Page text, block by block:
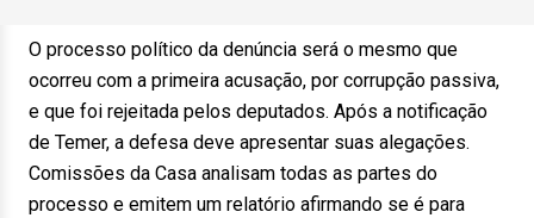
O processo político da denúncia será o mesmo que
ocorreu com a primeira acusação, por corrupção passiva,
e que foi rejeitada pelos deputados. Após a notificação
de Temer, a defesa deve apresentar suas alegações.
Comissões da Casa analisam todas as partes do
processo e emitem um relatório afirmando se é para